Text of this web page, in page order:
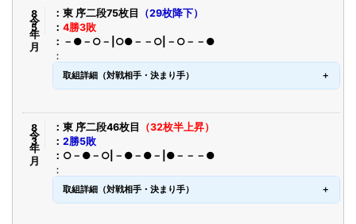
令8年5月 東 序二段75枚目
（29枚降下）
4勝3敗
－●－○－|○●－－○|－○－－●
取組詳細（対戦相手・決まり手）
令8年3月 東 序二段46枚目
（32枚半上昇）
2勝5敗
○－●－○|－●－●－|●－－－●
取組詳細（対戦相手・決まり手）